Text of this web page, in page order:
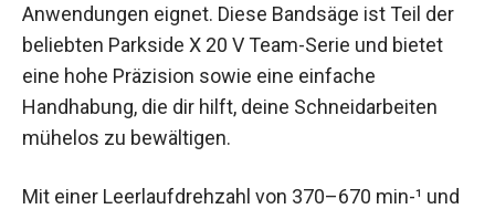
Anwendungen eignet. Diese Bandsäge ist Teil der
beliebten Parkside X 20 V Team-Serie und bietet
eine hohe Präzision sowie eine einfache
Handhabung, die dir hilft, deine Schneidarbeiten
mühelos zu bewältigen.
Mit einer Leerlaufdrehzahl von 370–670 min-¹ und